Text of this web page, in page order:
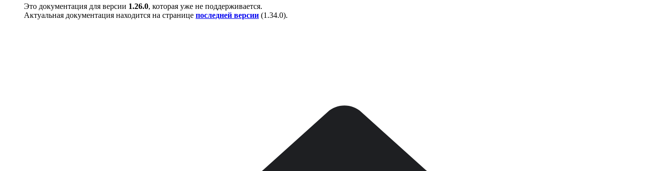
Это документация для версии 1.26.0, которая уже не поддерживается.
Актуальная документация находится на странице последней версии (1.34.0).